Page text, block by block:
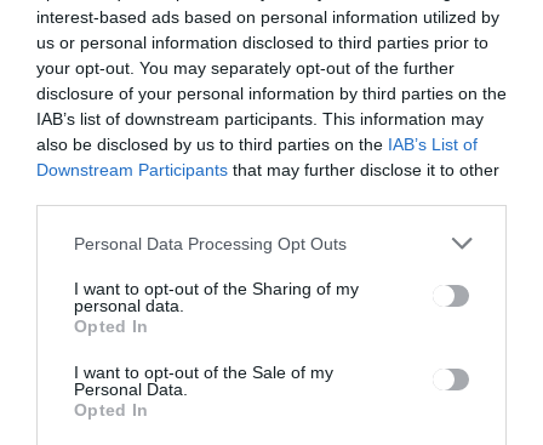
interest-based ads based on personal information utilized by
us or personal information disclosed to third parties prior to
your opt-out. You may separately opt-out of the further
disclosure of your personal information by third parties on the
IAB’s list of downstream participants. This information may
also be disclosed by us to third parties on the IAB’s List of
Downstream Participants that may further disclose it to other
Personal Data Processing Opt Outs
I want to opt-out of the Sharing of my
personal data.
Opted In
I want to opt-out of the Sale of my
Personal Data.
Opted In
Ez is érdekelheti
HÍRLISTA
Egy új eset a megyében